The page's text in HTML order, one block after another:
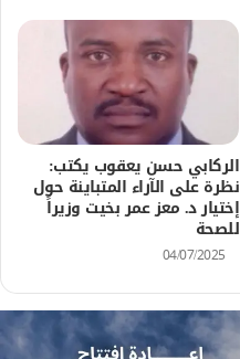
الركابي حسن يعقوب يكتب:
نظرة على الآراء المتباينة حول
إختيار د. معز عمر بخيت وزيراََ
للصحة
04/07/2025